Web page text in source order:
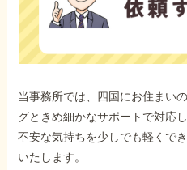
当事務所では、四国にお住まい
グときめ細かなサポートで対応
不安な気持ちを少しでも軽くで
いたします。